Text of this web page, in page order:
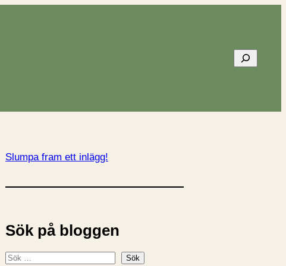
Sök
Slumpa fram ett inlägg!
Sök på bloggen
S
Sök